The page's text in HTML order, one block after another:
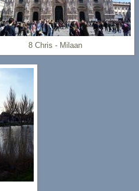
8 Chris - Milaan